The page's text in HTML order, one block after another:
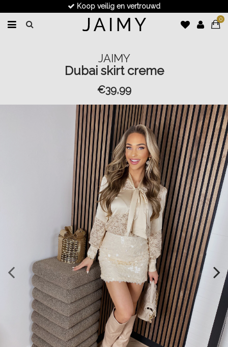
Koop veilig en vertrouwd
0
JAIMY
Dubai skirt creme
€39,99